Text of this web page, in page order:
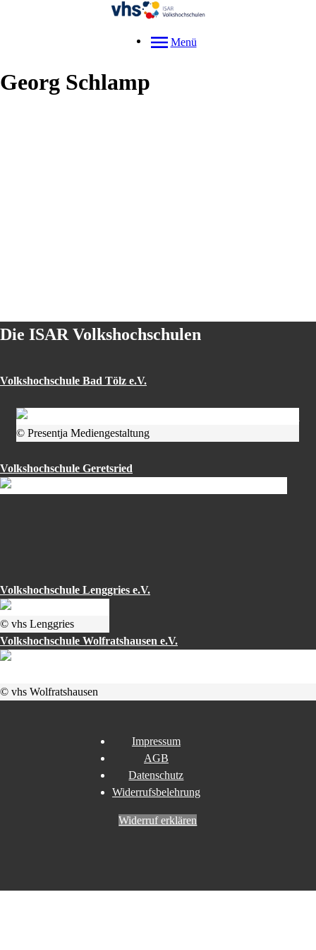
Menü
Georg Schlamp
Die ISAR Volkshochschulen
Volkshochschule Bad Tölz e.V.
© Presentja Mediengestaltung
Volkshochschule Geretsried
Volkshochschule Lenggries e.V.
© vhs Lenggries
Volkshochschule Wolfratshausen e.V.
© vhs Wolfratshausen
Impressum
AGB
Datenschutz
Widerrufsbelehrung
Widerruf erklären